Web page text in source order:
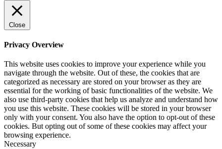
Close
Privacy Overview
This website uses cookies to improve your experience while you
navigate through the website. Out of these, the cookies that are
categorized as necessary are stored on your browser as they are
essential for the working of basic functionalities of the website. We
also use third-party cookies that help us analyze and understand how
you use this website. These cookies will be stored in your browser
only with your consent. You also have the option to opt-out of these
cookies. But opting out of some of these cookies may affect your
browsing experience.
Necessary